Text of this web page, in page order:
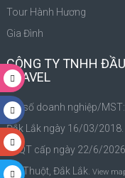
Tour Hành Hương
Gia Đình
CÔNG TY TNHH
TRAVEL
Mã số doanh nghiệp/MST:
Đắk Lắk ngày 16/03/2018.
LHQT cấp ngày 22/6/
Ma Thuột, Đắk Lắk. View